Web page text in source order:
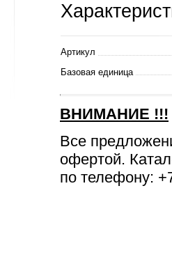
Артикул
Базовая единица
ВНИМАНИЕ !!!
Все
офертой.
по телефону: